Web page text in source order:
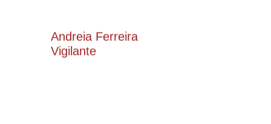
Andreia Ferreira
Vigilante